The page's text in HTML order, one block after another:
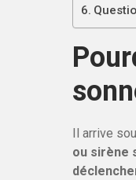
Il arrive
ou sirène